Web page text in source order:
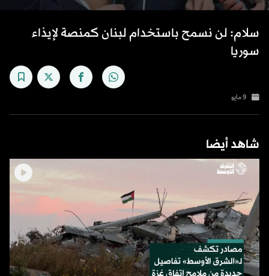
سلام: لن نسمح باستخدام لبنان كمنصة لإيذاء
سوريا
9 مايو
شاهد أيضا